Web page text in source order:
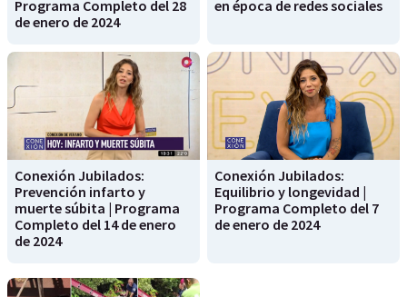
Programa Completo del 28
de enero de 2024
en época de redes sociales
Conexión Jubilados:
Prevención infarto y
muerte súbita | Programa
Completo del 14 de enero
de 2024
Conexión Jubilados:
Equilibrio y longevidad |
Programa Completo del 7
de enero de 2024